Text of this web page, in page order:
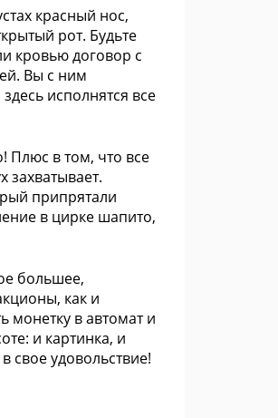
красный нос,
рот. Будьте
кровью договор с
Вы с ним
исполнятся все
Плюс в том, что все
захватывает.
припрятали
в цирке шапито,
большее,
как и
монетку в автомат и
и картинка, и
свое удовольствие!